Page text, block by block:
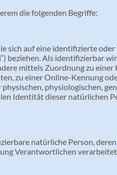
die folgenden Begriffe:
sich auf eine identifizierte
beziehen. Als identifizierbar
mittels Zuordnung zu einer
zu einer Online-Kennung
physiologischen,
Identität dieser natürlichen
natürliche Person, deren
Verantwortlichen